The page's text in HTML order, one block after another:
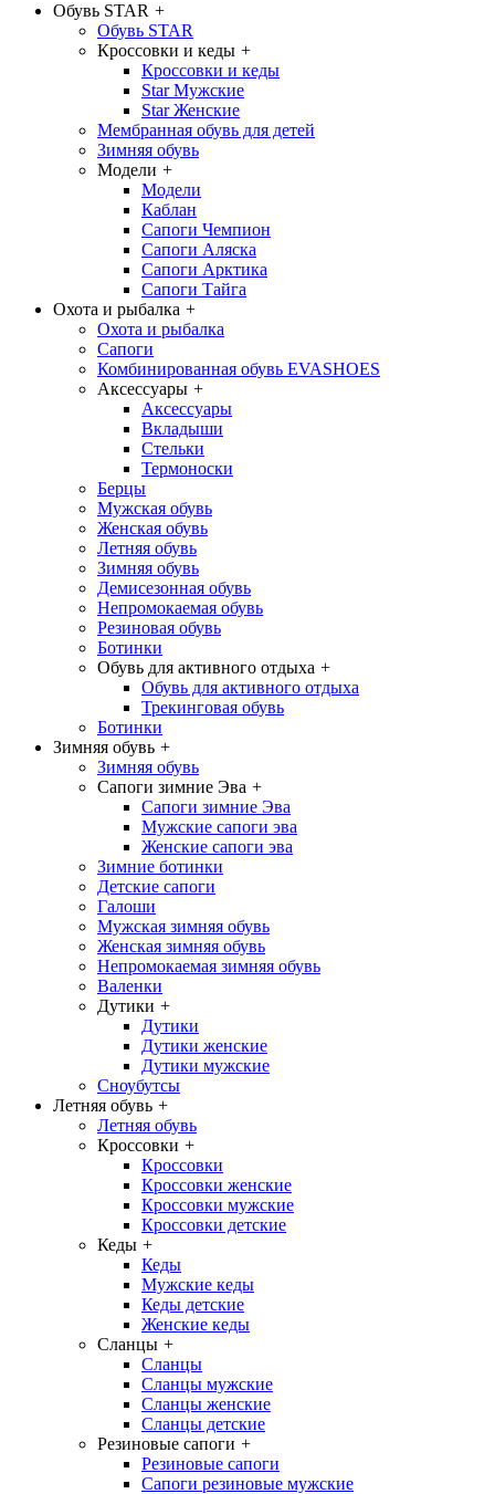
Обувь STAR +
Обувь STAR
Кроссовки и кеды +
Кроссовки и кеды
Star Мужские
Star Женские
Мембранная обувь для детей
Зимняя обувь
Модели +
Модели
Каблан
Сапоги Чемпион
Сапоги Аляска
Сапоги Арктика
Сапоги Тайга
Охота и рыбалка +
Охота и рыбалка
Сапоги
Комбинированная обувь EVASHOES
Аксессуары +
Аксессуары
Вкладыши
Стельки
Термоноски
Берцы
Мужская обувь
Женская обувь
Летняя обувь
Зимняя обувь
Демисезонная обувь
Непромокаемая обувь
Резиновая обувь
Ботинки
Обувь для активного отдыха +
Обувь для активного отдыха
Трекинговая обувь
Ботинки
Зимняя обувь +
Зимняя обувь
Сапоги зимние Эва +
Сапоги зимние Эва
Мужские сапоги эва
Женские сапоги эва
Зимние ботинки
Детские сапоги
Галоши
Мужская зимняя обувь
Женская зимняя обувь
Непромокаемая зимняя обувь
Валенки
Дутики +
Дутики
Дутики женские
Дутики мужские
Сноубутсы
Летняя обувь +
Летняя обувь
Кроссовки +
Кроссовки
Кроссовки женские
Кроссовки мужские
Кроссовки детские
Кеды +
Кеды
Мужские кеды
Кеды детские
Женские кеды
Сланцы +
Сланцы
Сланцы мужские
Сланцы женские
Сланцы детские
Резиновые сапоги +
Резиновые сапоги
Сапоги резиновые мужские